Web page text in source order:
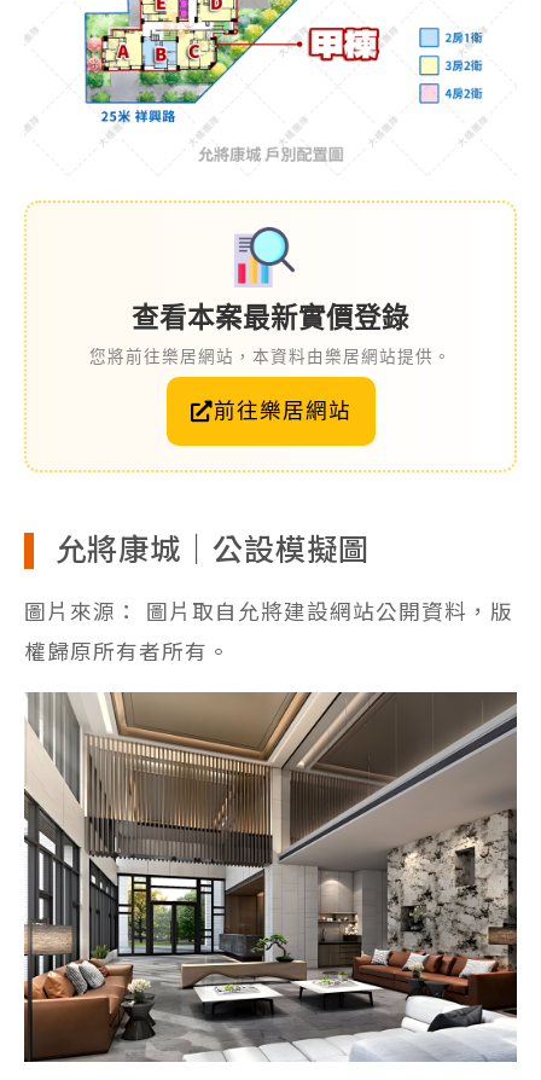
查看本案最新實價登錄
您將前往樂居網站，本資料由樂居網站提供。
前往樂居網站
允將康城｜公設模擬圖
圖片來源： 圖片取自允將建設網站公開資料，版
權歸原所有者所有。